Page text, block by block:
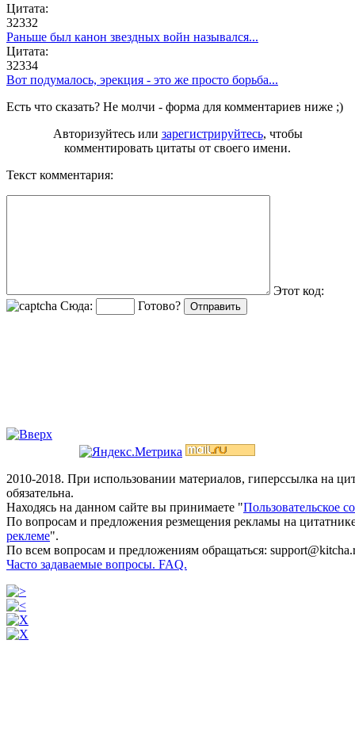
Цитата:
32332
Раньше был канон звездных войн назывался...
Цитата:
32334
Вот подумалось, эрекция - это же просто борьба...
Есть что сказать? Не молчи - форма для комментариев ниже ;)
Авторизуйтесь или зарегистрируйтесь, чтобы
комментировать цитаты от своего имени.
Текст комментария:
Этот код:
Сюда:
Готово?
2010-2018. При использовании материалов, гиперссылка на
обязательна.
Находясь на данном сайте вы принимаете "Пользовательское
По вопросам и предложения резмещения рекламы на
реклеме".
По всем вопросам и предложениям обращаться:
Часто задаваемые вопросы. FAQ.